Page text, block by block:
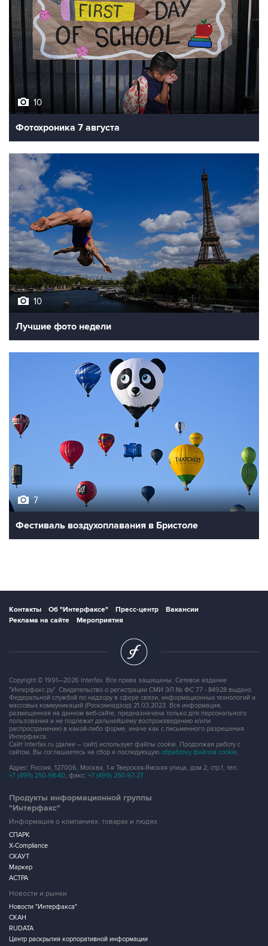
10
Фотохроника 7 августа
10
Лучшие фото недели
7
Фестиваль воздухоплавания в Бристоле
Контакты Об "Интерфаксе" Пресс-центр
Вакансии
Реклама на сайте
Мероприятия
Copyright © 1991—2026 Interfax. Все права защищены. Сетевое издание
"Интерфакс.ру". Свидетельство о регистрации СМИ ЭЛ № ФС 77 - 84928 выдано
Федеральной службой по надзору в сфере связи, информационных технологий и
массовых коммуникаций (Роскомнадзор) 21.03.2023. Вся информация,
размещенная на данном веб-сайте, предназначена только для персонального
пользования и не подлежит дальнейшему воспроизведению и/или
распространению в какой-либо форме, иначе как с письменного разрешения
Интерфакса.
Сайт Interfax.ru (далее – сайт) использует файлы cookie. Продолжая работу с
сайтом, Вы соглашаетесь на сбор и последующую обработку файлов cookie.
Адрес: Россия, 127006, Москва, 1-я Тверская-Ямская улица, дом 2, стр.1, тел.:
+7 (499) 250-98-40, факс: +7 (499) 250-97-27
Продукты информационной группы
"Интерфакс"
Информация о компаниях, товарах и людях
СПАРК
X-Compliance
СКАУТ
Маркер
АСТРА
Новости и рынки
Новости "Интерфакса"
СКАН
RUDATA
Центр раскрытия корпоративной информации